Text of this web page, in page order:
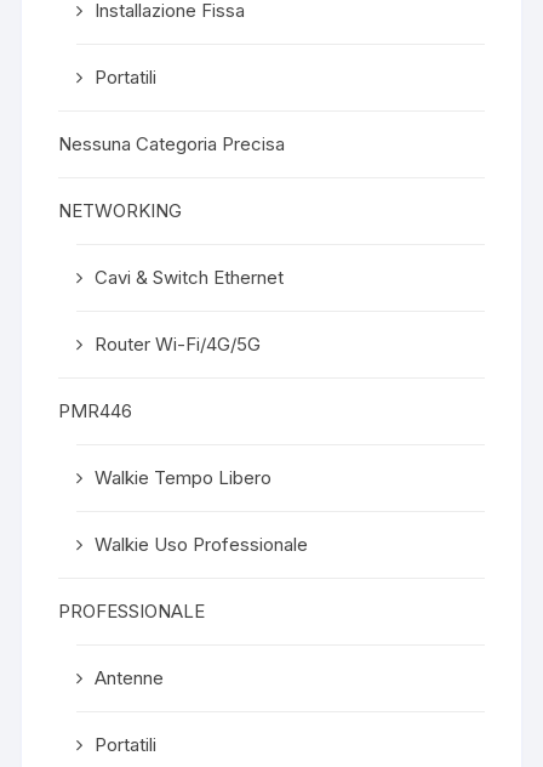
Installazione Fissa
Portatili
Nessuna Categoria Precisa
NETWORKING
Cavi & Switch Ethernet
Router Wi-Fi/4G/5G
PMR446
Walkie Tempo Libero
Walkie Uso Professionale
PROFESSIONALE
Antenne
Portatili